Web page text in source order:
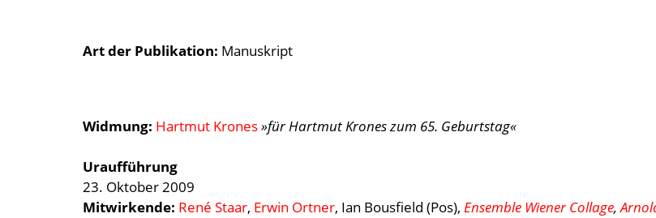
Art der Publikation Manuskript
Widmung: Hartmut Krones»für Hartmut Krones zum 65. Geburtstag«
Uraufführung
23. Oktober 2009
Mitwirkende: René Staar, Erwin Ortner, Ian Bousfield (Pos), Ensemble Wiener Collage,